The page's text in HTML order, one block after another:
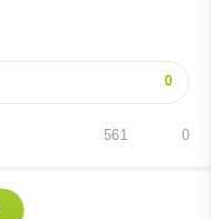
0
0
561